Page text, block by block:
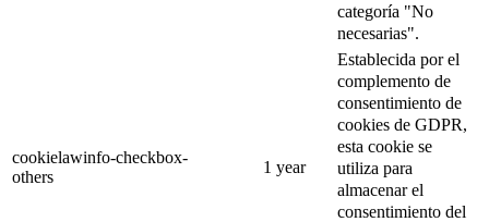
categoría "No
necesarias".
cookielawinfo-checkbox-
others
1 year
Establecida por el
complemento de
consentimiento de
cookies de GDPR,
esta cookie se
utiliza para
almacenar el
consentimiento del